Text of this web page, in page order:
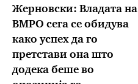
Жерновски: Владата на
ВМРО сега се обидува
како успех да го
претстави она што
додека беше во